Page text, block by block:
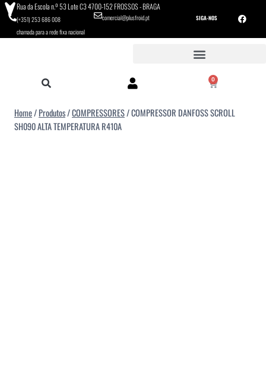
Rua da Escola n.º 53 Lote C3 4700-152 FROSSOS - BRAGA
(+351) 253 686 008
chamada para a rede fixa nacional
comercial@plusfroid.pt SIGA-NOS
0
Home/Produtos/COMPRESSORES/COMPRESSOR DANFOSS SCROLL
SH090 ALTA TEMPERATURA R410A